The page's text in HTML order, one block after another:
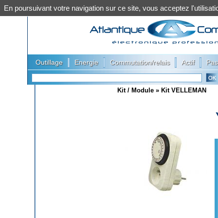
Outillage Energie Commutation/relais Actif
Kit / Module » Kit VELLEMAN
En poursuivant votre navigation sur ce site, vous acceptez